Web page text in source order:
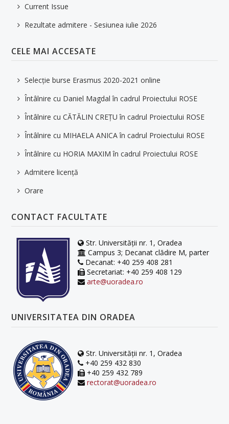
Current Issue
Rezultate admitere - Sesiunea iulie 2026
CELE MAI ACCESATE
Selecție burse Erasmus 2020-2021 online
Întâlnire cu Daniel Magdal în cadrul Proiectului ROSE
Întâlnire cu CĂTĂLIN CREȚU în cadrul Proiectului ROSE
Întâlnire cu MIHAELA ANICA în cadrul Proiectului ROSE
Întâlnire cu HORIA MAXIM în cadrul Proiectului ROSE
Admitere licență
Orare
CONTACT FACULTATE
Str. Universității nr. 1, Oradea
Campus 3; Decanat clădire M, parter
Decanat: +40 259 408 281
Secretariat: +40 259 408 129
arte@uoradea.ro
UNIVERSITATEA DIN ORADEA
Str. Universității nr. 1, Oradea
+40 259 432 830
+40 259 432 789
rectorat@uoradea.ro